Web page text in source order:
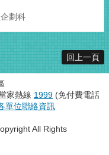
劃科
回上一頁
家熱線 1999 (免付費電話
單位聯絡資訊
All Rights